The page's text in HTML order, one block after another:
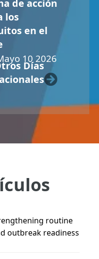
de acción
los
en el
10 2026
Días
routine
outbreak readiness